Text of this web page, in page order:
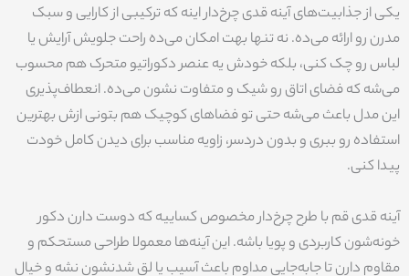
یکی از جذابیت‌های آینه قدی چرخ‌دار اینه که ترکیبی از کارایی و سبک
مدرن رو ارائه می‌ده. نه تنها بهت امکان می‌ده راحت جلویش آرایش یا
لباس رو چک کنی، بلکه خودش یه عنصر دکوراتیو متحرک هم محسوب
می‌شه که فضای اتاق رو شیک و متفاوت نشون می‌ده. انعطاف‌پذیری
این مدل باعث می‌شه حتی تو فضاهای کوچیک هم بتونی ازش بهترین
استفاده رو ببری و بدون دردسر، زاویه مناسب برای دیدن کامل خودت
پیدا کنی.
آینه قدی قم با طرح چرخ‌دار مخصوص کساییه که دوست دارن دکور
خونه‌شون کاربردی و پویا باشه. این آینه‌ها معمولا طراحی مستحکم و
مقاوم دارن تا جابه‌جایی مداوم باعث آسیب یا لق شدنشون نشه و خیال